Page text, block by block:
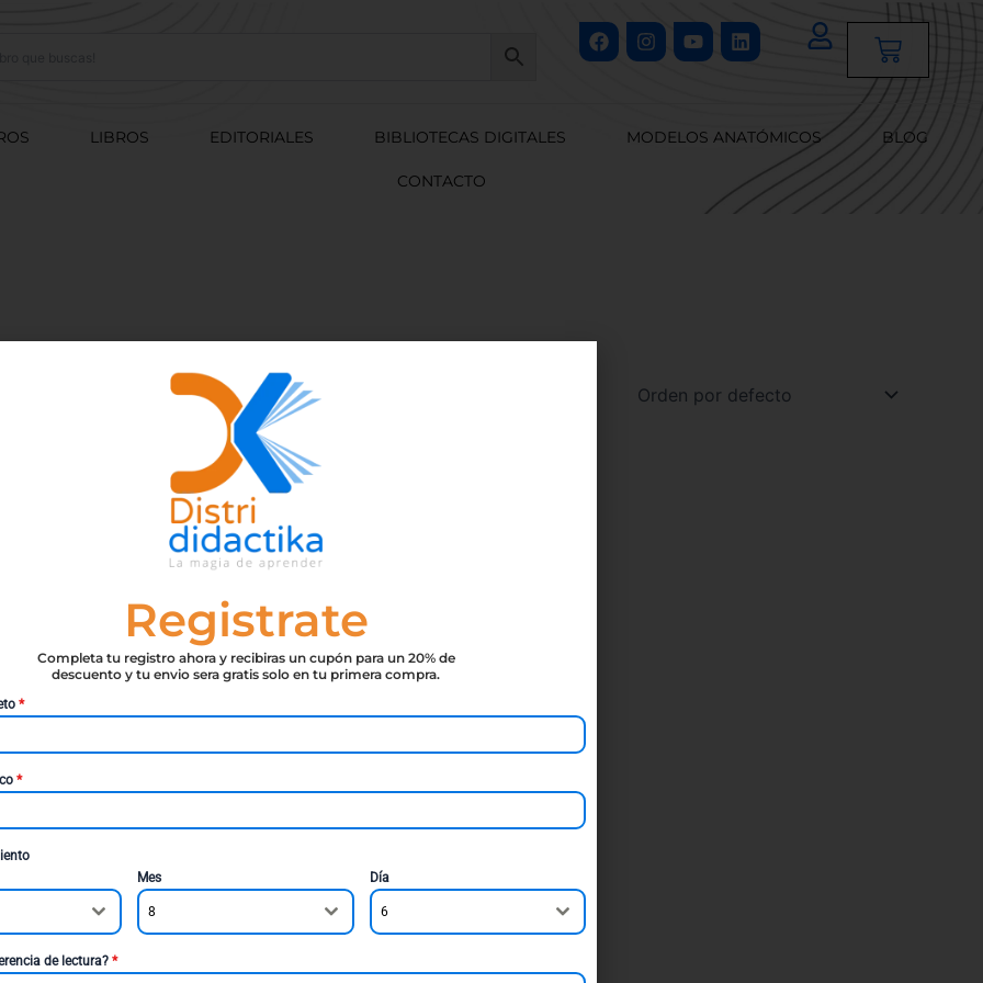
FacebookInstagram
YoutubeLinkedin
Cart
LIBROS EDITORIALES BIBLIOTECAS DIGITALES MODELOS ANATÓMICOS BLOG
CONTACTO
Registrate
Completa tu registro ahora y recibiras un cupón para un 20% de
descuento y tu envio sera gratis solo en tu primera compra.
*
*
Mes
8
Día
6
de lectura? *